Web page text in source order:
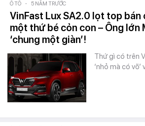
Ô TÔ - 5 NĂM TRƯỚC
VinFast Lux SA2.0 lọt top bán
một thứ bé cỏn con – Ông lớn
‘chung một giàn’!
Thứ gì có trên
‘nhỏ mà có võ’